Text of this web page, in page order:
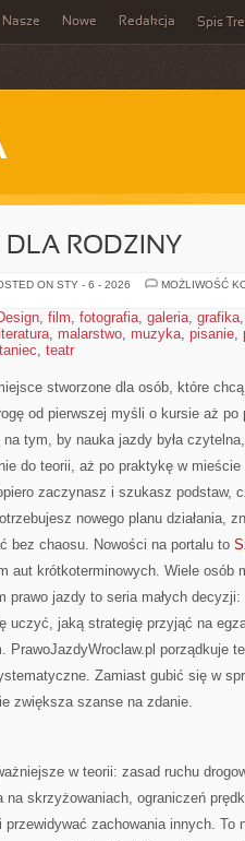
Nasze Nowe Redakcja Spis
RODZINY
ON STY - 6 - 2026
MOŻLIWOŚĆ
, film, fotografia, galeria, grafika
, malarstwo, muzyka, pisanie,
taniec, teatr
stworzone dla osób, które
od pierwszej myśli o kursie aż
tym, by nauka jazdy była
do teorii, aż po praktykę w
zaczynasz i szukasz podstaw,
nowego planu działania,
bez chaosu. Nowości na portalu to
aut krótkoterminowych. Wiele osób
prawo jazdy to seria małych
uczyć, jaką strategię przyjąć na
PrawoJazdyWroclaw.pl porządkuje
Zamiast gubić się w
zwiększa szanse na zdanie.
w teorii: zasad ruchu
na skrzyżowaniach, ograniczeń
zachowania innych. To